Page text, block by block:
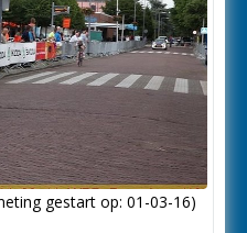
gestart op: 01-03-16)